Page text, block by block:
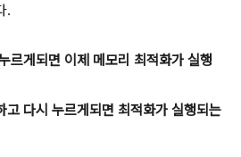
.
르게되면 이제 메모리 최적화가 실행
고 다시 누르게되면 최적화가 실행되는